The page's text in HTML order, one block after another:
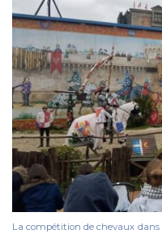
La compétition de chevaux dans